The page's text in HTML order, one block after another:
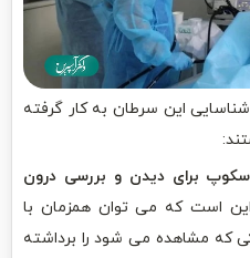
این سرطان به کار گرفته
برای دیدن و بررسی درون
است که می توان همزمان با
که مشاهده می شود را برداشته